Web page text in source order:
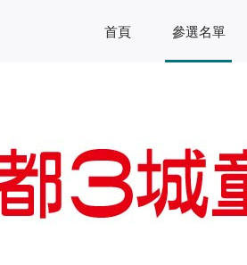
首頁 參選名單